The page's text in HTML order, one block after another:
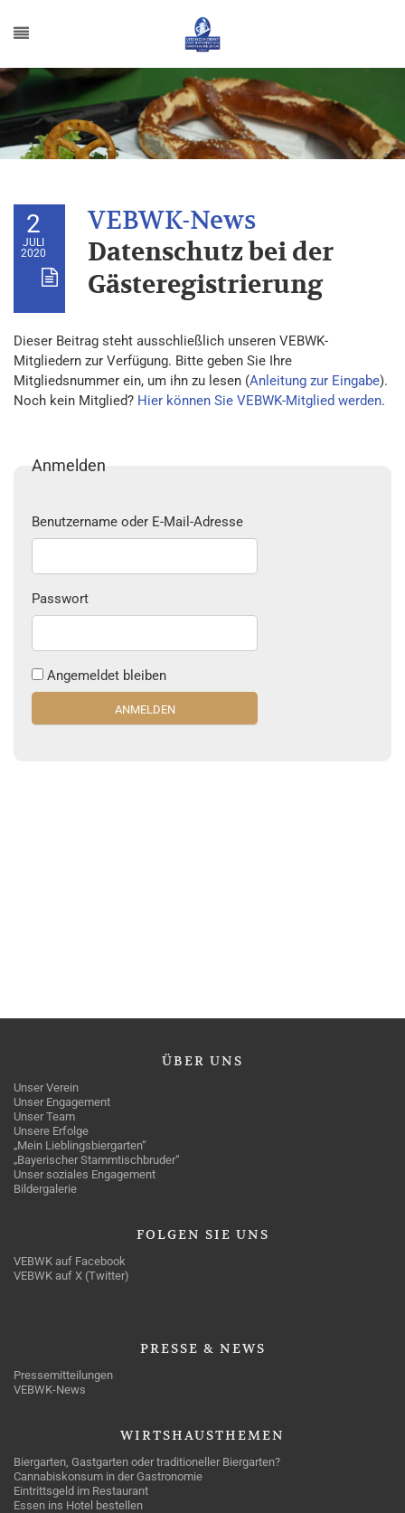
2
JULI
2020
Datenschutz bei der
Gästeregistrierung
Dieser Beitrag steht ausschließlich unseren VEBWK-
Mitgliedern zur Verfügung. Bitte geben Sie Ihre
Mitgliedsnummer ein, um ihn zu lesen (Anleitung zur Eingabe).
Noch kein Mitglied? Hier können Sie VEBWK-Mitglied werden.
Anmelden
Benutzername oder E-Mail-Adresse
Passwort
Angemeldet bleiben
ÜBER UNS
Unser Verein
Unser Engagement
Unser Team
Unsere Erfolge
„Mein Lieblingsbiergarten“
„Bayerischer Stammtischbruder“
Unser soziales Engagement
Bildergalerie
FOLGEN SIE UNS
VEBWK auf Facebook
VEBWK auf X (Twitter)
PRESSE & NEWS
Pressemitteilungen
VEBWK-News
WIRTSHAUSTHEMEN
Biergarten, Gastgarten oder traditioneller Biergarten?
Cannabiskonsum in der Gastronomie
Eintrittsgeld im Restaurant
Essen ins Hotel bestellen